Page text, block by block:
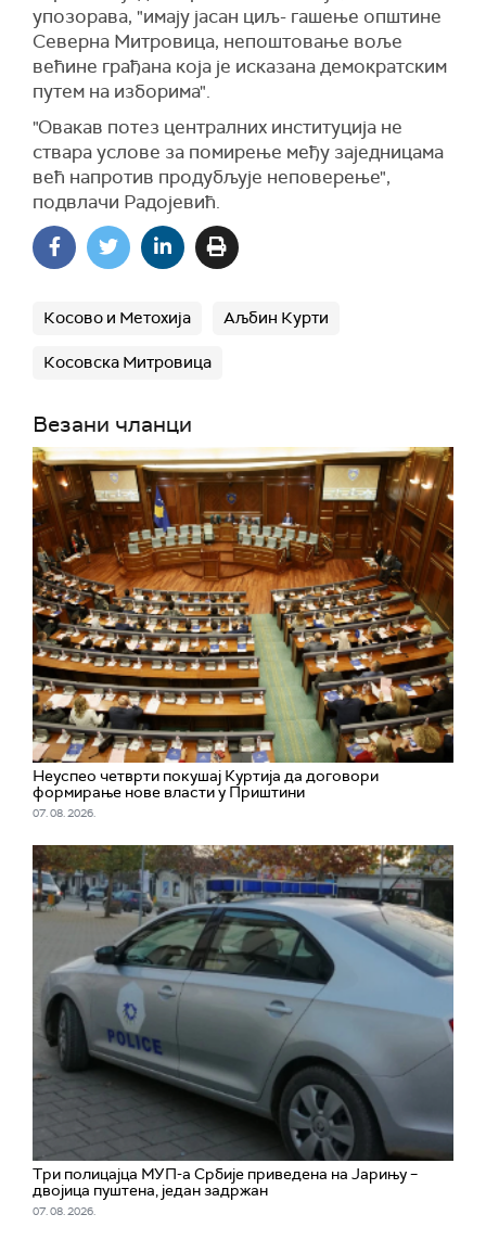
упозорава, "имају јасан циљ- гашење општине
Северна Митровица, непоштовање воље
већине грађана која је исказана демократским
путем на изборима".
"Овакав потез централних институција не
ствара услове за помирење међу заједницама
већ напротив продубљује неповерење",
подвлачи Радојевић.
Косово и Метохија Аљбин Курти
Косовска Митровица
Везани чланци
Неуспео четврти покушај Куртија да договори
формирање нове власти у Приштини
07. 08. 2026.
Три полицајца МУП-а Србије приведена на Јарињу –
двојица пуштена, један задржан
07. 08. 2026.